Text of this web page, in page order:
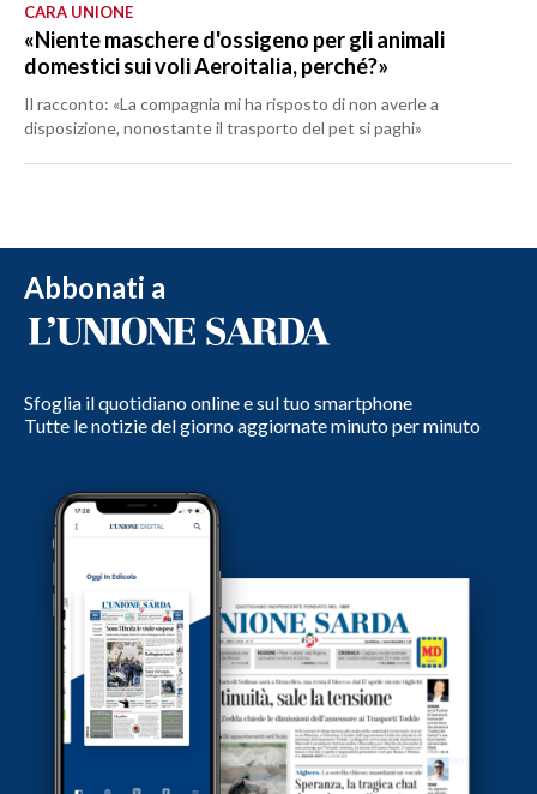
CARA UNIONE
«Niente maschere d'ossigeno per gli animali
domestici sui voli Aeroitalia, perché?»
Il racconto: «La compagnia mi ha risposto di non averle a
disposizione, nonostante il trasporto del pet si paghi»
Abbonati a
Sfoglia il quotidiano online e sul tuo smartphone
Tutte le notizie del giorno aggiornate minuto per minuto